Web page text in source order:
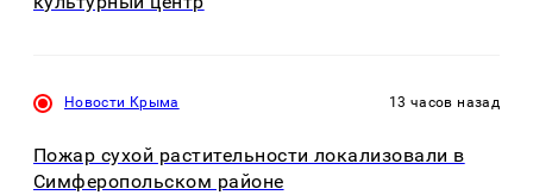
Новости Крыма 13 часов назад
Пожар сухой растительности локализовали в
Симферопольском районе